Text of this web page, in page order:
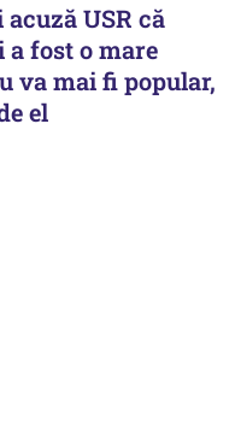
USR că
fost o mare
va mai fi popular,
el